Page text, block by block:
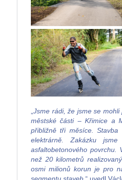
„Jsme rádi, že jsme se
městské části – Křimice a
přibližně tři měsíce.
elektrárně. Zakázku
asfaltobetonového povrchu.
než 20 kilometrů
osmi milionů korun je pro